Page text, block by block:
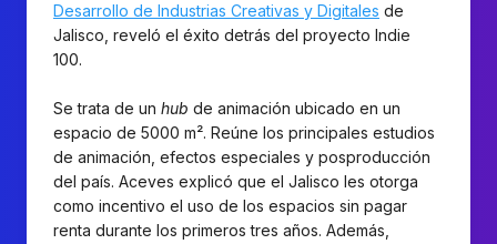
Desarrollo de Industrias Creativas y Digitales de
Jalisco, reveló el éxito detrás del proyecto Indie
100.
Se trata de un hub de animación ubicado en un
espacio de 5000 m². Reúne los principales estudios
de animación, efectos especiales y posproducción
del país. Aceves explicó que el Jalisco les otorga
como incentivo el uso de los espacios sin pagar
renta durante los primeros tres años. Además,